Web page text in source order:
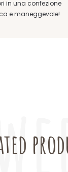
in una confezione
e maneggevole!